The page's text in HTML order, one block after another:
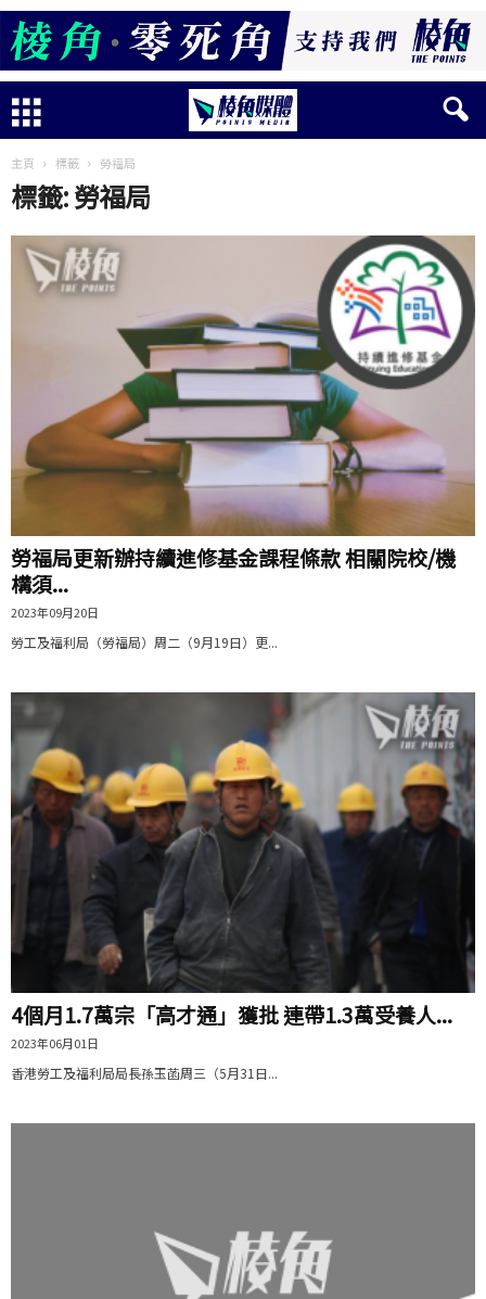
主頁 標籤 勞福局
標籤: 勞福局
勞福局更新辦持續進修基金課程條款 相關院校/機
構須...
2023年09月20日
勞工及福利局（勞福局）周二（9月19日）更...
4個月1.7萬宗「高才通」獲批 連帶1.3萬受養人...
2023年06月01日
香港勞工及福利局局長孫玉菡周三（5月31日...